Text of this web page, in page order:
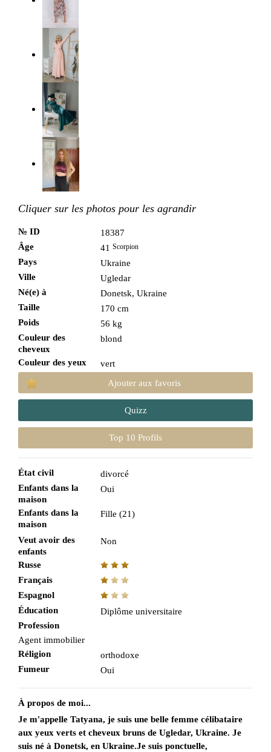
Cliquer sur les photos pour les agrandir
№ ID
18387
Âge
41 Scorpion
Pays
Ukraine
Ville
Ugledar
Né(e) à
Donetsk, Ukraine
Taille
170 cm
Poids
56 kg
Couleur des
cheveux
blond
Couleur des yeux
vert
Ajouter aux favoris
Quizz
Top 10 Profils
État civil
divorcé
Enfants dans la
maison
Oui
Enfants dans la
maison
Fille (21)
Veut avoir des
enfants
Non
Russe
Français
Espagnol
Éducation
Diplôme universitaire
Profession
Agent immobilier
Réligion
orthodoxe
Fumeur
Oui
À propos de moi...
Je m'appelle Tatyana, je suis une belle femme célibataire
aux yeux verts et cheveux bruns de Ugledar, Ukraine. Je
suis né à Donetsk, en Ukraine.Je suis ponctuelle,